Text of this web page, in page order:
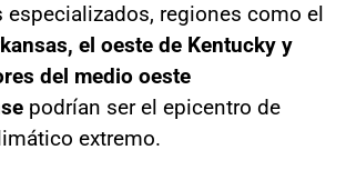
especializados, regiones como el
el oeste de Kentucky y
del medio oeste
podrían ser el epicentro de
extremo.